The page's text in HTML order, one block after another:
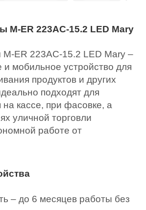
M-ER 223AC-15.2 LED Mary
ER 223AC-15.2 LED Mary –
и мобильное устройство для
продуктов и других
подходят для
на кассе, при фасовке, а
уличной торговли
работе от
– до 6 месяцев работы без